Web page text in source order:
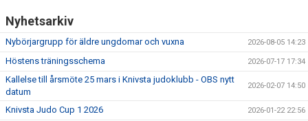
KALENDARIUM
BILDGALLERI
DOKUMENT
KLUBBSHOP
Nyhetsarkiv
Nybörjargrupp för äldre ungdomar och vuxna 2026-08-05 14:23
Höstens träningsschema 2026-07-17 17:34
Kallelse till årsmöte 25 mars i Knivsta judoklubb - OBS nytt
datum
2026-02-07 14:50
Knivsta Judo Cup 1 2026 2026-01-22 22:56